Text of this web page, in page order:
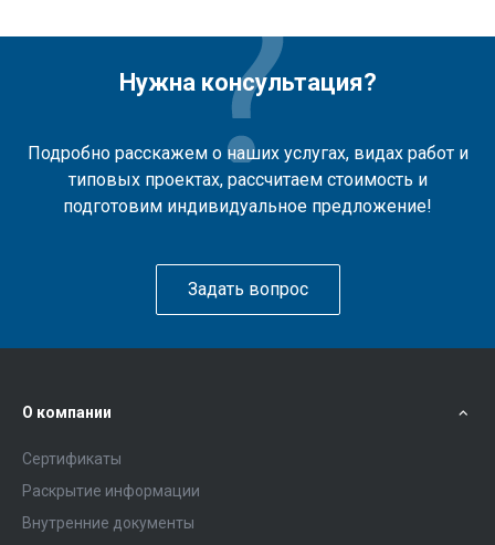
Нужна консультация?
Подробно расскажем о наших услугах, видах работ и
типовых проектах, рассчитаем стоимость и
подготовим индивидуальное предложение!
Задать вопрос
О компании
Сертификаты
Раскрытие информации
Внутренние документы